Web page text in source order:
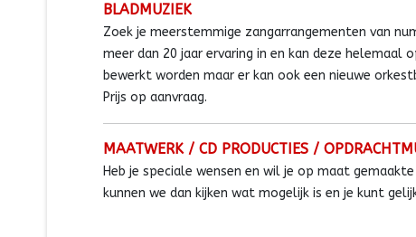
BLADMUZIEK
Zoek je meerstemmige zangarrangementen van
meer dan 20 jaar ervaring in en kan deze
bewerkt worden maar er kan ook een nieuwe
Prijs op aanvraag.
MAATWERK / CD PRODUCTIES /
Heb je speciale wensen en wil je op maat
kunnen we dan kijken wat mogelijk is en je kunt